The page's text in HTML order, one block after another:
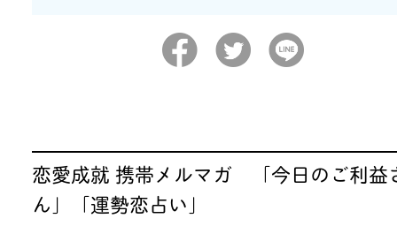
恋愛成就 携帯メルマガ 「今日のご利益
ん」「運勢恋占い」